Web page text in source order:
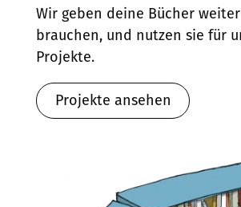
Wir geben deine Bücher
brauchen, und nutzen sie für
Projekte.
Projekte ansehen